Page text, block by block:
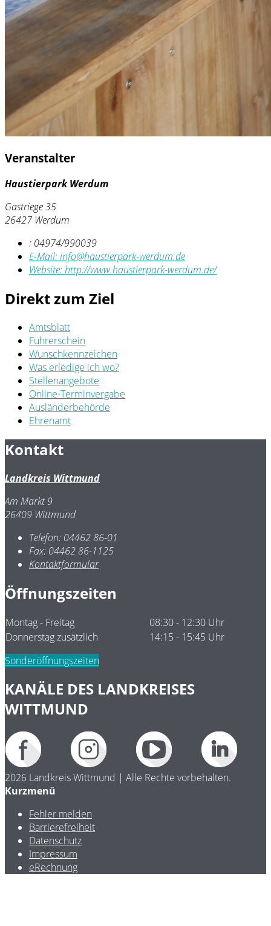
Veranstalter
Haustierpark Werdum
Gastriege 35
26427 Werdum
: 04974/990039
E-Mail:info@haustierpark-werdum.de
Website:http://www.haustierpark-werdum.de/
Direkt zum Ziel
Amtsblatt
Führerschein
Wunschkennzeichen
Was erledige ich wo?
Stellenangebote
Online-Terminvergabe
Ausländerbehörde
Ehrenamt
Kontakt
Landkreis Wittmund
Am Markt 9
26409 Wittmund
Telefon: 04462 86-01
Fax: 04462 86-1125
Kontaktformular
Öffnungszeiten
Montag - Freitag
08:30 - 12:30 Uhr
Donnerstag zusätzlich
14:15 - 15:45 Uhr
Sonderöffnungszeiten
KANÄLE DES LANDKREISES
WITTMUND
2026 Landkreis Wittmund | Alle Rechte vorbehalten.
Kurzmenü
Fehler melden
Barrierefreiheit
Datenschutz
Impressum
eRechnung